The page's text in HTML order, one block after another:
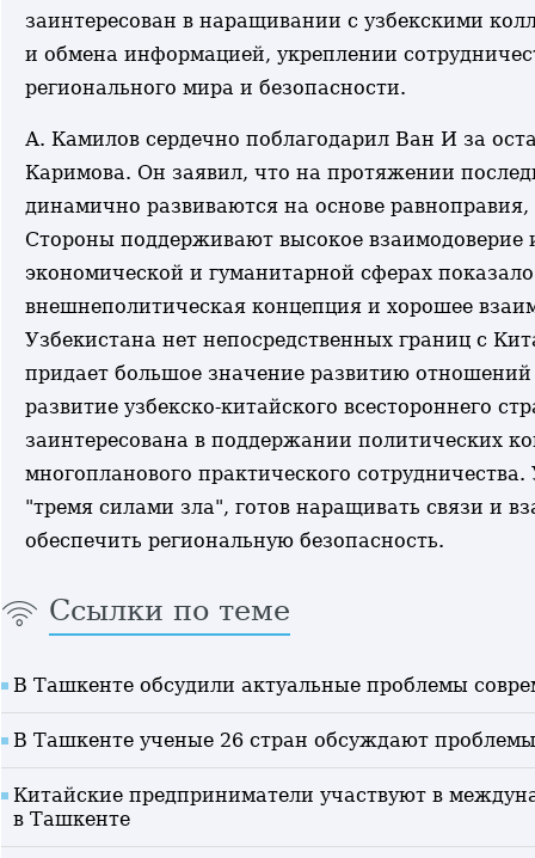
заинтересован в наращивании с узбекскими
и обмена информацией, укреплении
регионального мира и безопасности.
А. Камилов сердечно поблагодарил Ван И за
Каримова. Он заявил, что на протяжении
динамично развиваются на основе
Стороны поддерживают высокое взаимодоверие
экономической и гуманитарной сферах
внешнеполитическая концепция и хорошее
Узбекистана нет непосредственных границ с
придает большое значение развитию
развитие узбекско-китайского всестороннего
заинтересована в поддержании политических
многопланового практического
"тремя силами зла", готов наращивать связи и
обеспечить региональную безопасность.
Ссылки по теме
В Ташкенте обсудили актуальные проблемы
В Ташкенте ученые 26 стран обсуждают
Китайские предприниматели участвуют в
в Ташкенте